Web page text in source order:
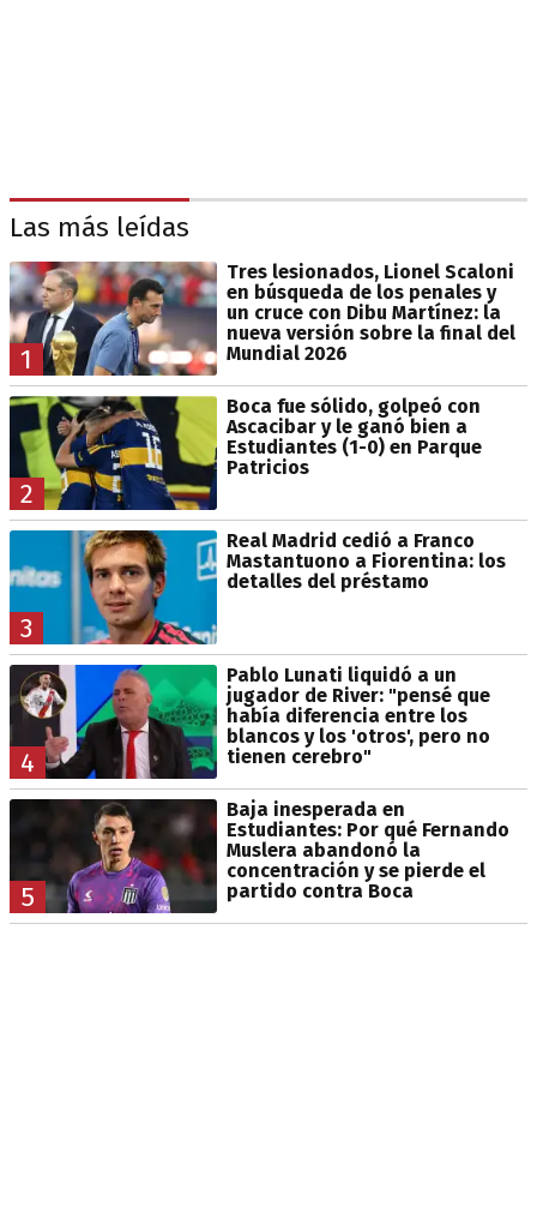
Las más leídas
1
Tres lesionados, Lionel Scaloni
en búsqueda de los penales y
un cruce con Dibu Martínez: la
nueva versión sobre la final del
Mundial 2026
2
Boca fue sólido, golpeó con
Ascacibar y le ganó bien a
Estudiantes (1-0) en Parque
Patricios
3
Real Madrid cedió a Franco
Mastantuono a Fiorentina: los
detalles del préstamo
4
Pablo Lunati liquidó a un
jugador de River: "pensé que
había diferencia entre los
blancos y los 'otros', pero no
tienen cerebro"
5
Baja inesperada en
Estudiantes: Por qué Fernando
Muslera abandonó la
concentración y se pierde el
partido contra Boca